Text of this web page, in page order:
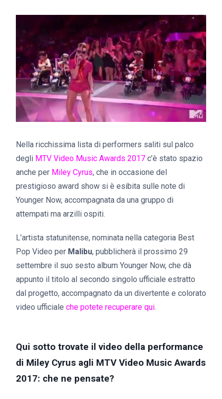
Nella ricchissima lista di performers saliti sul palco
degli MTV Video Music Awards 2017 c’è stato spazio
anche per Miley Cyrus, che in occasione del
prestigioso award show si è esibita sulle note di
Younger Now, accompagnata da una gruppo di
attempati ma arzilli ospiti.
L’artista statunitense, nominata nella categoria Best
Pop Video per Malibu, pubblicherà il prossimo 29
settembre il suo sesto album Younger Now, che dà
appunto il titolo al secondo singolo ufficiale estratto
dal progetto, accompagnato da un divertente e colorato
video ufficiale che potete recuperare qui.
Qui sotto trovate il video della performance
di Miley Cyrus agli MTV Video Music Awards
2017: che ne pensate?